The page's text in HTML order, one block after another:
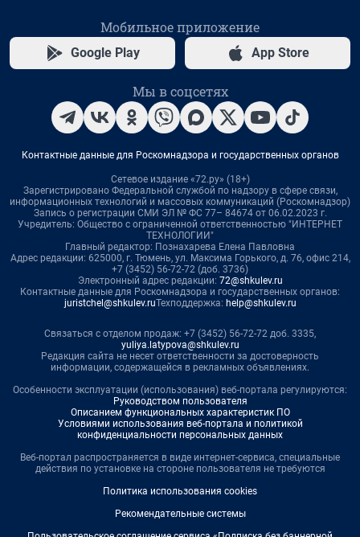
Мобильное приложение
Google Play App Store
Мы в соцсетях
Контактные данные для Роскомнадзора и государственных органов
Сетевое издание «72.ру» (18+)
Зарегистрировано Федеральной службой по надзору в сфере связи,
информационных технологий и массовых коммуникаций (Роскомнадзор)
Запись о регистрации СМИ ЭЛ № ФС 77– 84674 от 06.02.2023 г.
Учредитель: Общество с ограниченной ответственностью "ИНТЕРНЕТ
ТЕХНОЛОГИИ"
Главный редактор: Познахарева Елена Павловна
Адрес редакции: 625000, г. Тюмень, ул. Максима Горького, д. 76, офис 214,
+7 (3452) 56-72-72 (доб. 3736)
Электронный адрес редакции: 72@shkulev.ru
Контактные данные для Роскомнадзора и государственных органов:
juristchel@shkulev.ruТехподдержка: help@shkulev.ru
Связаться с отделом продаж: +7 (3452) 56-72-72 доб. 3335,
yuliya.latypova@shkulev.ru
Редакция сайта не несет ответственности за достоверность
информации, содержащейся в рекламных объявлениях.
Особенности эксплуатации (использования) веб-портала регулируются:
Руководством пользователя
Описанием функциональных характеристик ПО
Условиями использования веб-портала и политикой
конфиденциальности персональных данных
Веб-портал распространяется в виде интернет-сервиса, специальные
действия по установке на стороне пользователя не требуются
Политика использования cookies
Рекомендательные системы